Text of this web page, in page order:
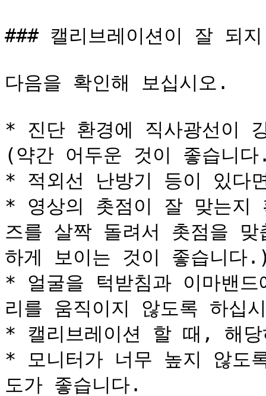
### 캘리브레이션이 잘 되
다음을 확인해 보십시오.
* 진단 환경에 직사광선이
(약간 어두운 것이 좋습니
* 적외선 난방기 등이 있다
* 영상의 촛점이 잘 맞는지
즈를 살짝 돌려서 촛점을
하게 보이는 것이 좋습니다
* 얼굴을 턱받침과 이마밴
리를 움직이지 않도록 하십
* 캘리브레이션 할 때, 해당
* 모니터가 너무 높지 않도
도가 좋습니다.